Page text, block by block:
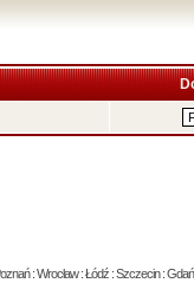
: Wrocław : Łódź : Szczecin :